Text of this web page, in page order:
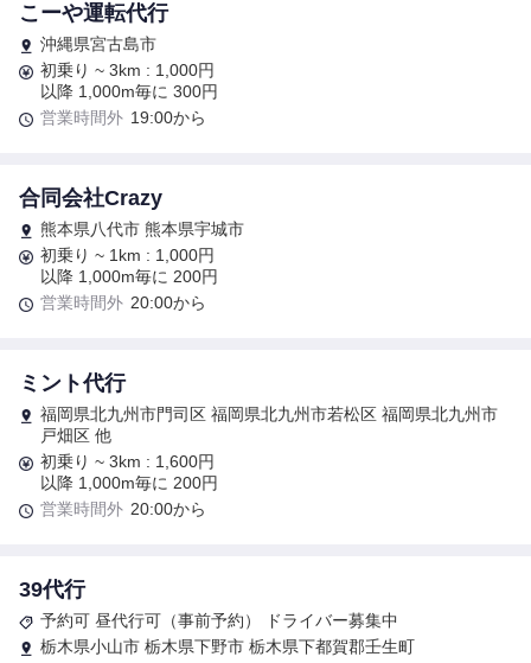
こーや運転代行
沖縄県宮古島市
初乗り ~ 3km : 1,000円
以降 1,000m毎に 300円
営業時間外 19:00から
合同会社Crazy
熊本県八代市 熊本県宇城市
初乗り ~ 1km : 1,000円
以降 1,000m毎に 200円
営業時間外 20:00から
ミント代行
福岡県北九州市門司区 福岡県北九州市若松区 福岡県北九州市
戸畑区 他
初乗り ~ 3km : 1,600円
以降 1,000m毎に 200円
営業時間外 20:00から
39代行
予約可 昼代行可（事前予約） ドライバー募集中
栃木県小山市 栃木県下野市 栃木県下都賀郡壬生町